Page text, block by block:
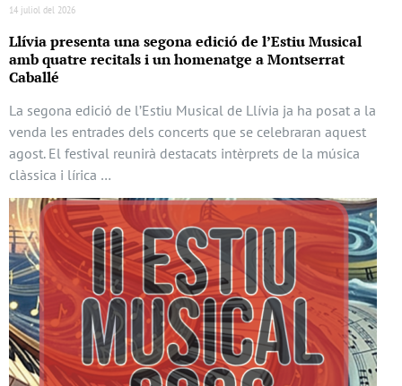
14 juliol del 2026
Llívia presenta una segona edició de l’Estiu Musical
amb quatre recitals i un homenatge a Montserrat
Caballé
La segona edició de l’Estiu Musical de Llívia ja ha posat a la
venda les entrades dels concerts que se celebraran aquest
agost. El festival reunirà destacats intèrprets de la música
clàssica i lírica …